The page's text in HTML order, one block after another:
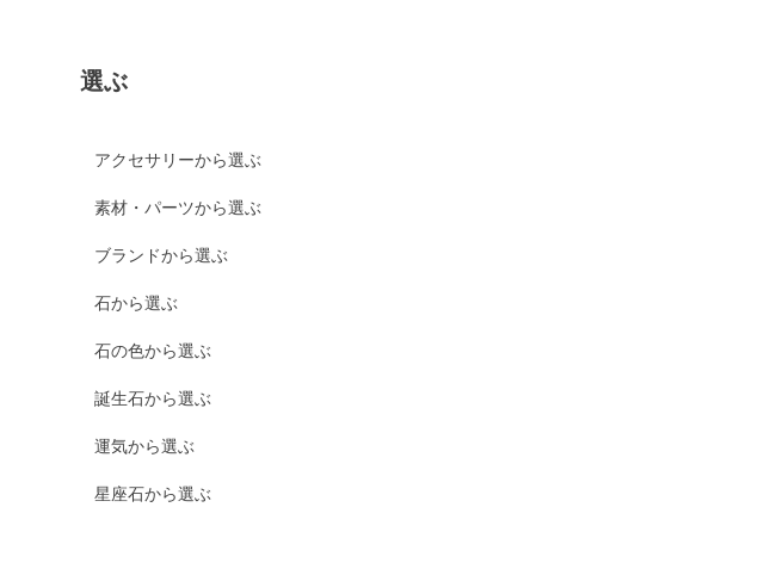
選ぶ
アクセサリーから選ぶ
素材・パーツから選ぶ
ブランドから選ぶ
石から選ぶ
石の色から選ぶ
誕生石から選ぶ
運気から選ぶ
星座石から選ぶ